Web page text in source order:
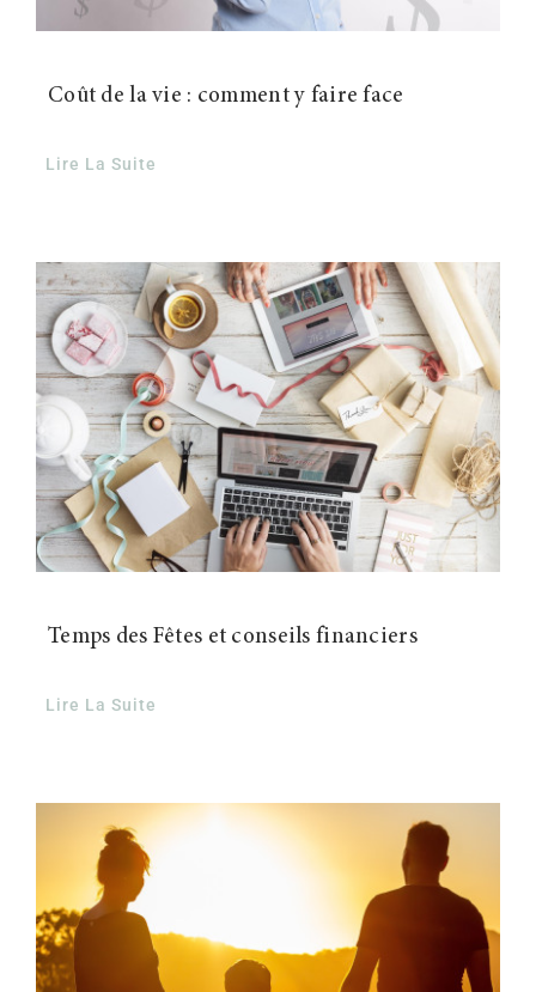
Coût de la vie : comment y faire face
Lire La Suite
Temps des Fêtes et conseils financiers
Lire La Suite